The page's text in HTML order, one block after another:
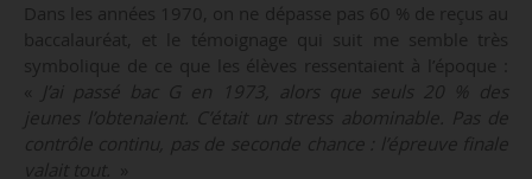
Dans les années 1970, on ne dépasse pas 60 % de reçus au
baccalauréat, et le témoignage qui suit me semble très
symbolique de ce que les élèves ressentaient à l’époque :
J’ai passé bac G en 1973, alors que seuls 20 % des
jeunes l’obtenaient. C’était un stress abominable. Pas de
contrôle continu, pas de seconde chance : l’épreuve finale
valait tout.